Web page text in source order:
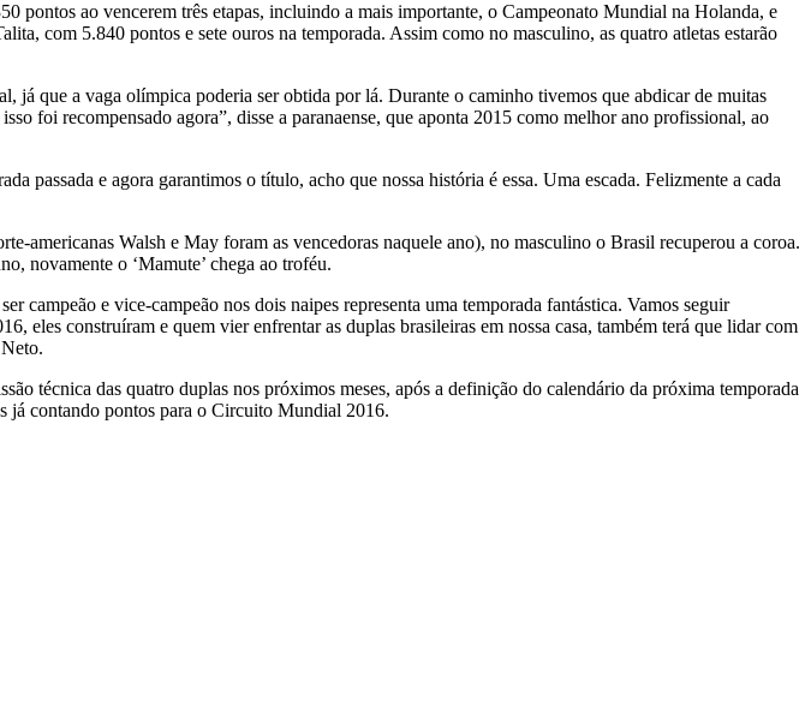
ao vencerem três etapas, incluindo a mais importante, o Campeonato Mundial na Holanda, e
com 5.840 pontos e sete ouros na temporada. Assim como no masculino, as quatro atletas estarão
que a vaga olímpica poderia ser obtida por lá. Durante o caminho tivemos que abdicar de muitas
foi recompensado agora”, disse a paranaense, que aponta 2015 como melhor ano profissional, ao
passada e agora garantimos o título, acho que nossa história é essa. Uma escada. Felizmente a cada
americanas Walsh e May foram as vencedoras naquele ano), no masculino o Brasil recuperou a coroa.
novamente o ‘Mamute’ chega ao troféu.
e vice-campeão nos dois naipes representa uma temporada fantástica. Vamos seguir
eles construíram e quem vier enfrentar as duplas brasileiras em nossa casa, também terá que lidar com
técnica das quatro duplas nos próximos meses, após a definição do calendário da próxima temporada
já contando pontos para o Circuito Mundial 2016.